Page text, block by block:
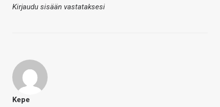
Kirjaudu sisään vastataksesi
Kepe